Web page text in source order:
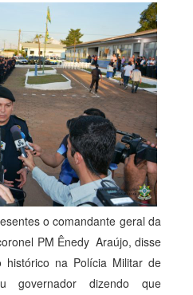
o comandante geral da
PM Ênedy Araújo, disse
histórico na Polícia Militar de
governador dizendo que